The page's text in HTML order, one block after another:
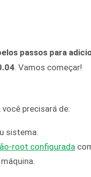
passos para
. Vamos começar!
precisará de:
sistema.
root configurada